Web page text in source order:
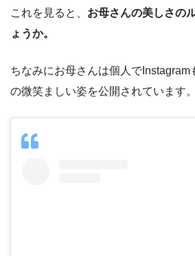
これを見ると、 お母さんの美しさの
ょうか。
ちなみにお母さんは個人でInstagram
の微笑ましい姿を公開されています。